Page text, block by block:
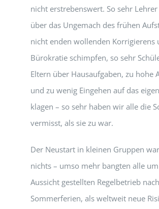
nicht erstrebenswert. So sehr
über das Ungemach des frühen
nicht enden wollenden Korrigierens
Bürokratie schimpfen, so sehr
Eltern über Hausaufgaben, zu hohe
und zu wenig Eingehen auf das
klagen – so sehr haben wir alle die
vermisst, als sie zu war.
Der Neustart in kleinen Gruppen
nichts – umso mehr bangten alle
Aussicht gestellten Regelbetrieb
Sommerferien, als weltweit neue